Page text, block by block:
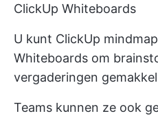
ClickUp Whiteboards
U kunt ClickUp
Whiteboards om
vergaderingen
Teams kunnen ze ook